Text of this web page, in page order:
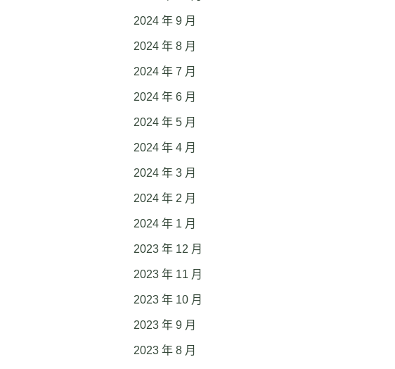
2024 年 9 月
2024 年 8 月
2024 年 7 月
2024 年 6 月
2024 年 5 月
2024 年 4 月
2024 年 3 月
2024 年 2 月
2024 年 1 月
2023 年 12 月
2023 年 11 月
2023 年 10 月
2023 年 9 月
2023 年 8 月